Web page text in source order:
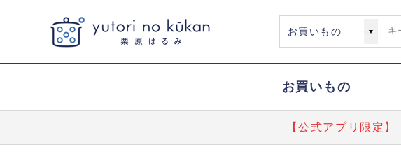
お買いもの
【公式アプリ限定